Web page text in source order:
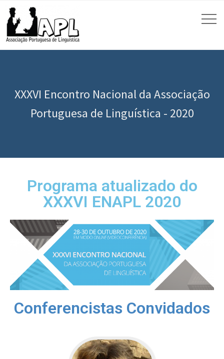
XXXVI Encontro Nacional da Associação
Portuguesa de Linguística - 2020
Programa atualizado do
XXXVI ENAPL 2020
Conferencistas Convidados